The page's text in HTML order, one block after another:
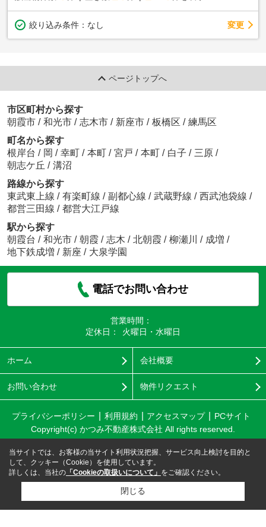
絞り込み条件： なし 変更
ページトップへ
市区町村から探す
朝霞市 / 和光市 / 志木市 / 新座市 / 板橋区 / 練馬区
町名から探す
根岸台 / 岡 / 幸町 / 本町 / 宮戸 / 本町 / 白子 / 三原 /
朝志ケ丘 / 溝沼
路線から探す
東武東上線 / 有楽町線 / 副都心線 / 武蔵野線 / 西武池袋線 /
都営三田線 / 都営大江戸線
駅から探す
朝霞台 / 和光市 / 朝霞 / 志木 / 北朝霞 / 柳瀬川 / 成増 /
地下鉄成増 / 新座 / 大泉学園
電話でお問い合わせ
営業時間：
定休日：
火曜日・水曜日
ホーム 会社概要
お問い合わせ 物件リクエスト
プライバシーポリシー 利用規約 アクセスマップ
PCサイト
Copyright(c) かつみ不動産株式会社 All rights reserved.
当サイトでは、お客様の当サイト利用状況把握、サービス向上検討を目的と
して、クッキー（Cookie）を使用しています。
詳しくは、当社の 「Cookieの取扱いについて」 をご確認ください。
閉じる